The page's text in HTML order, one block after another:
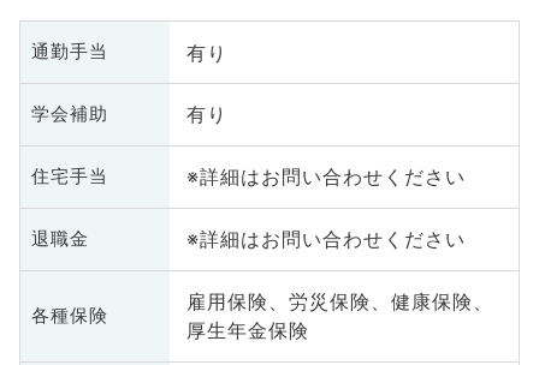
通勤手当 有り
学会補助 有り
住宅手当 ※詳細はお問い合わせください
退職金 ※詳細はお問い合わせください
各種保険
雇用保険、労災保険、健康保険、
厚生年金保険